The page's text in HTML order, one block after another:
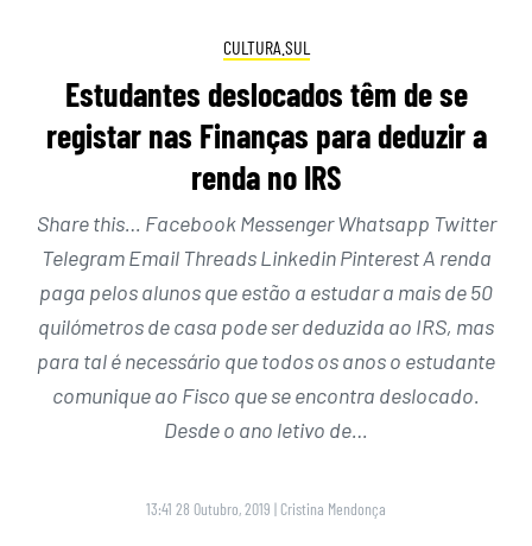
CULTURA.SUL
Estudantes deslocados têm de se
registar nas Finanças para deduzir a
renda no IRS
Share this… Facebook Messenger Whatsapp Twitter
Telegram Email Threads Linkedin Pinterest A renda
paga pelos alunos que estão a estudar a mais de 50
quilómetros de casa pode ser deduzida ao IRS, mas
para tal é necessário que todos os anos o estudante
comunique ao Fisco que se encontra deslocado.
Desde o ano letivo de…
13:41 28 Outubro, 2019 | Cristina Mendonça